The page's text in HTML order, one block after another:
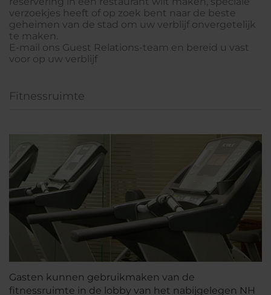
verzoekjes heeft of op zoek bent naar de beste
geheimen van de stad om uw verblijf onvergetelijk
te maken.
E-mail ons Guest Relations-team en bereid u vast
voor op uw verblijf
Fitnessruimte
Gasten kunnen gebruikmaken van de
fitnessruimte in de lobby van het nabijgelegen NH